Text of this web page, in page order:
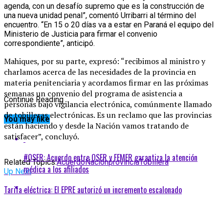
agenda, con un desafío supremo que es la construcción de
una nueva unidad penal”, comentó Urribarri al término del
encuentro. “En 15 o 20 días va a estar en Paraná el equipo del
Ministerio de Justicia para firmar el convenio
correspondiente”, anticipó.
Mahiques, por su parte, expresó: “recibimos al ministro y
charlamos acerca de las necesidades de la provincia en
materia penitenciaria y acordamos firmar en las próximas
semanas un convenio del programa de asistencia a
personas bajo vigilancia electrónica, comúnmente llamado
de tobilleras electrónicas. Es un reclamo que las provincias
están haciendo y desde la Nación vamos tratando de
satisfacer”, concluyó.
Related Topics:AcuerdoNaciónprovinciaTobillera
Up Next
Tarifa eléctrica: El EPRE autorizó un incremento escalonado
Continue Reading
You may like
#OSER: Acuerdo entre OSER y FEMER garantiza la atención
médica a los afiliados